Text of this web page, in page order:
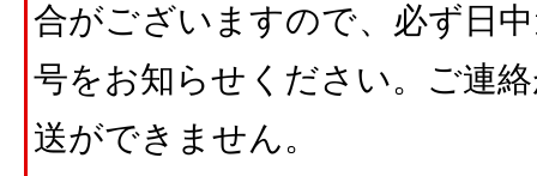
合がございますので、必ず日
号をお知らせください。ご連
送ができません。